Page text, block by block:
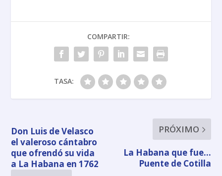
COMPARTIR:
TASA:
Don Luis de Velasco
el valeroso cántabro
que ofrendó su vida
a La Habana en 1762
PRÓXIMO
La Habana que fue…
Puente de Cotilla